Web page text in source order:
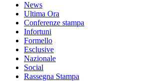
News
Ultima Ora
Conferenze stampa
Infortuni
Formello
Esclusive
Nazionale
Social
Rassegna Stampa